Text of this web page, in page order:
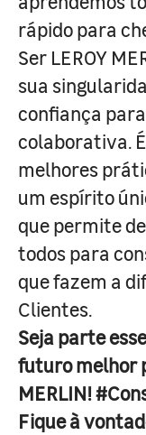
rápido para
Ser LEROY
sua
confiança
colaborativa.
melhores
um espírito
que permite
todos para
que fazem a
Clientes.
Seja parte
futuro melhor
MERLIN!
Fique à